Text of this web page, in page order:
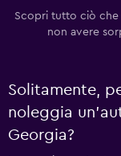
Scopri tutto ciò che
non avere
Solitamente,
noleggia
Georgia?